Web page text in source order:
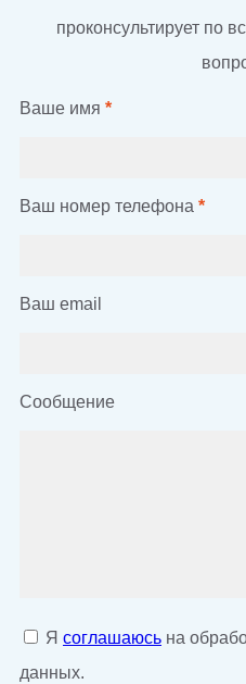
проконсультирует по
Ваше имя *
Ваш номер телефона *
Ваш email
Сообщение
Я соглашаюсь на
данных.